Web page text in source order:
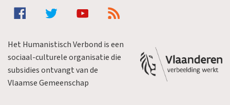
Het Humanistisch Verbond is een
sociaal-culturele organisatie die
subsidies ontvangt van de
Vlaamse Gemeenschap